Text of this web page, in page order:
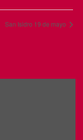
San Isidro 19 de mayo